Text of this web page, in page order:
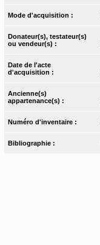
Mode d'acquisition :
Donateur(s), testateur(s)
ou vendeur(s) :
Date de l'acte
d'acquisition :
Ancienne(s)
appartenance(s) :
Numéro d'inventaire :
Bibliographie :